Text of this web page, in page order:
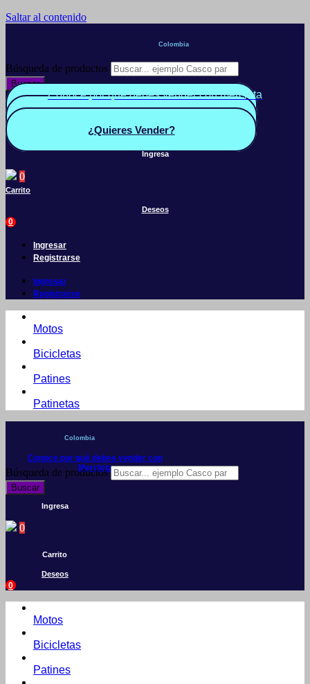
Saltar al contenido
Colombia
Búsqueda de productos
Buscar
Conoce por qué debes vender con mercleta
Quiero Vender
¿Quieres Vender?
Ingresa
0
Carrito
Deseos
0
Ingresar
Registrarse
Ingresar
Registrarse
Motos
Bicicletas
Patines
Patinetas
Colombia
Conoce por qué debes vender con
Mercleta
Búsqueda de productos
Buscar
Ingresa
0
Carrito
Deseos
0
Motos
Bicicletas
Patines